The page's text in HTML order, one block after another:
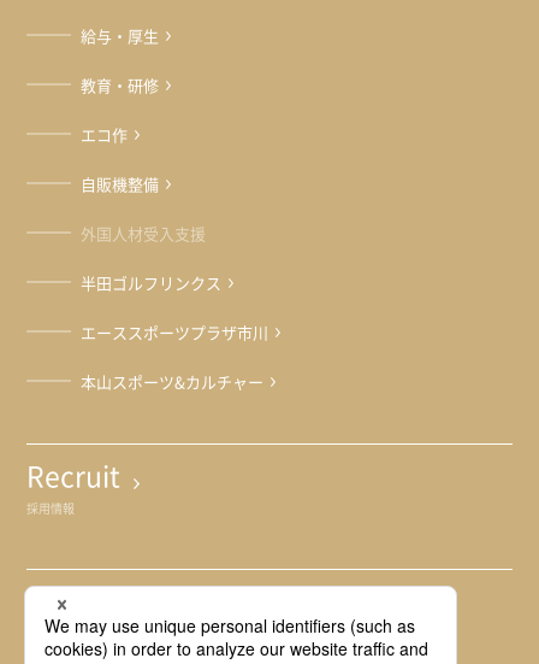
給与・厚生
教育・研修
エコ作
自販機整備
外国人材受入支援
半田ゴルフリンクス
エーススポーツプラザ市川
本山スポーツ&カルチャー
Recruit
採用情報
For JFE Group
JFEグループ専用サイト